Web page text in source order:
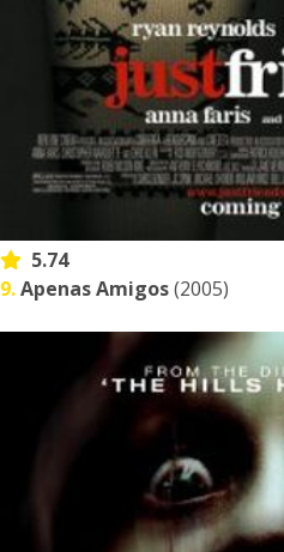
5.74
9.Apenas Amigos(2005)